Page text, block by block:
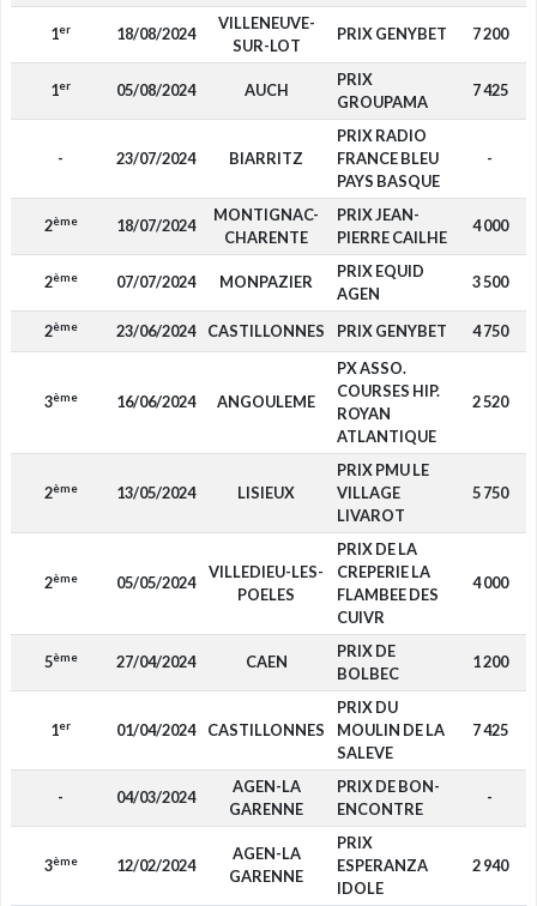
1er 18/08/2024
VILLENEUVE-
SUR-LOT
PRIX GENYBET 7 200
1er 05/08/2024 AUCH
PRIX
GROUPAMA
7 425
- 23/07/2024 BIARRITZ
PRIX RADIO
FRANCE BLEU
PAYS BASQUE
-
2ème 18/07/2024
MONTIGNAC-
CHARENTE
PRIX JEAN-
PIERRE CAILHE
4 000
2ème 07/07/2024 MONPAZIER
PRIX EQUID
AGEN
3 500
2ème 23/06/2024 CASTILLONNES PRIX GENYBET 4 750
3ème 16/06/2024 ANGOULEME
PX ASSO.
COURSES HIP.
ROYAN
ATLANTIQUE
2 520
2ème 13/05/2024 LISIEUX
PRIX PMU LE
VILLAGE
LIVAROT
5 750
2ème 05/05/2024
VILLEDIEU-LES-
POELES
PRIX DE LA
CREPERIE LA
FLAMBEE DES
CUIVR
4 000
5ème 27/04/2024 CAEN
PRIX DE
BOLBEC
1 200
1er 01/04/2024 CASTILLONNES
PRIX DU
MOULIN DE LA
SALEVE
7 425
- 04/03/2024
AGEN-LA
GARENNE
PRIX DE BON-
ENCONTRE
-
3ème 12/02/2024
AGEN-LA
GARENNE
PRIX
ESPERANZA
IDOLE
2 940